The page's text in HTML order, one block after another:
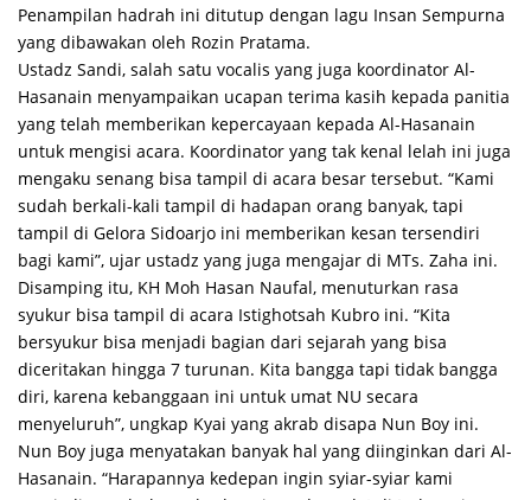
Penampilan hadrah ini ditutup dengan lagu Insan Sempurna
yang dibawakan oleh Rozin Pratama.
Ustadz Sandi, salah satu vocalis yang juga koordinator Al-
Hasanain menyampaikan ucapan terima kasih kepada panitia
yang telah memberikan kepercayaan kepada Al-Hasanain
untuk mengisi acara. Koordinator yang tak kenal lelah ini juga
mengaku senang bisa tampil di acara besar tersebut. “Kami
sudah berkali-kali tampil di hadapan orang banyak, tapi
tampil di Gelora Sidoarjo ini memberikan kesan tersendiri
bagi kami”, ujar ustadz yang juga mengajar di MTs. Zaha ini.
Disamping itu, KH Moh Hasan Naufal, menuturkan rasa
syukur bisa tampil di acara Istighotsah Kubro ini. “Kita
bersyukur bisa menjadi bagian dari sejarah yang bisa
diceritakan hingga 7 turunan. Kita bangga tapi tidak bangga
diri, karena kebanggaan ini untuk umat NU secara
menyeluruh”, ungkap Kyai yang akrab disapa Nun Boy ini.
Nun Boy juga menyatakan banyak hal yang diinginkan dari Al-
Hasanain. “Harapannya kedepan ingin syiar-syiar kami